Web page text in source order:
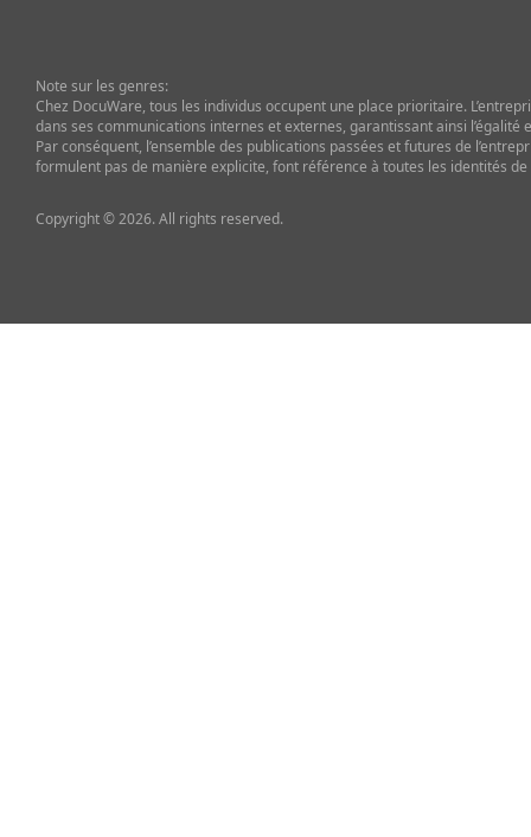
Note sur les genres:
Chez DocuWare, tous les individus occupent une place prioritaire.
dans ses communications internes et externes, garantissant ainsi l’égalité
Par conséquent, l’ensemble des publications passées et futures de
formulent pas de manière explicite, font référence à toutes les identités de
Copyright © 2026. All rights reserved.